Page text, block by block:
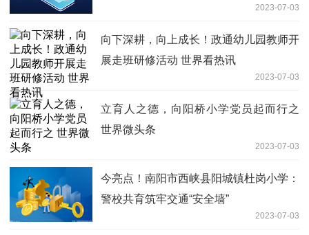
2023-07-03
向下深耕，向上成长！政通幼儿园教师开
展走班研修活动 世界看热讯
2023-07-03
立育人之德，向阳桥小学党员起而行之
世界微头条
2023-07-03
今亮点！南阳市西峡县阳城镇杜岗小学：
警校共育筑牢交通“安全墙”
2023-07-03